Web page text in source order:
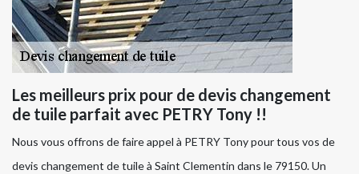
Les meilleurs prix pour de devis changement
de tuile parfait avec PETRY Tony !!
Nous vous offrons de faire appel à PETRY Tony pour tous vos de
devis changement de tuile à Saint Clementin dans le 79150. Un